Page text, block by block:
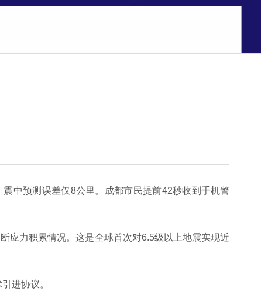
中预测误差仅8公里。成都市民提前42秒收到手机警
应力积累情况。这是全球首次对6.5级以上地震实现近
进协议。